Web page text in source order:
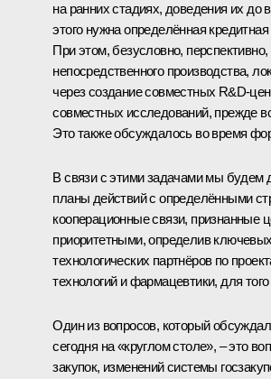
на ранних стадиях, доведения их до
этого нужна определённая
При этом, безусловно,
непосредственного производства,
через создание совместных R&D-
совместных исследований, прежде
Это также обсуждалось во время
В связи с этими задачами мы будем
планы действий с определёнными
кооперационные связи, признанные
приоритетными, определив
технологических партнёров по
технологий и фармацевтики, для
Один из вопросов, который
сегодня на «круглом столе», – это
закупок, изменений системы